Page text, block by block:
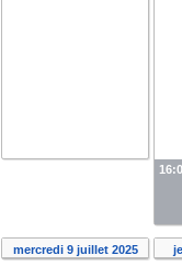
mercredi 9 juillet 2025